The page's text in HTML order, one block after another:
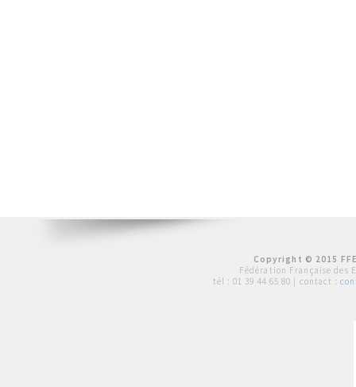
Copyright © 2015
Fédération Française des
tél : 01 39 44 65 80 | contact :